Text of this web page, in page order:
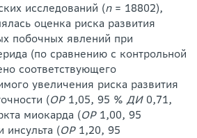
исследований (n= 18802),
оценка риска развития
побочных явлений при
(по сравнению с контрольной
соответствующего
увеличения риска развития
(ОР1,05, 95 % ДИ0,71,
миокарда (ОР1,00, 95
(ОР1,20, 95